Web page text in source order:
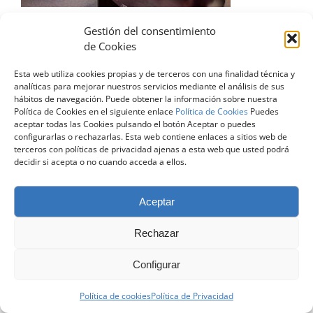
Gestión del consentimiento
de Cookies
Esta web utiliza cookies propias y de terceros con una finalidad técnica y
analíticas para mejorar nuestros servicios mediante el análisis de sus
hábitos de navegación. Puede obtener la información sobre nuestra
Política de Cookies en el siguiente enlace Política de Cookies Puedes
aceptar todas las Cookies pulsando el botón Aceptar o puedes
configurarlas o rechazarlas. Esta web contiene enlaces a sitios web de
terceros con políticas de privacidad ajenas a esta web que usted podrá
decidir si acepta o no cuando acceda a ellos.
Aceptar
Rechazar
Configurar
Política de cookiesPolítica de Privacidad
© Copyright 2024 | Todos los Derechos Reservados |Diseño
Web Zaragoza| contacto@atreveteconelingles.com |Aviso Legal
|Política de Privacidad|Política de Cookies
Facebook
X LinkedInInstagram